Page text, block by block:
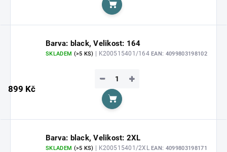
Do košíku
Barva: black, Velikost: 164
SKLADEM (>5 KS) | K200515401/164EAN: 4099803198102
899 Kč
+
−
Do košíku
Barva: black, Velikost: 2XL
SKLADEM (>5 KS) | K200515401/2XLEAN: 4099803198171